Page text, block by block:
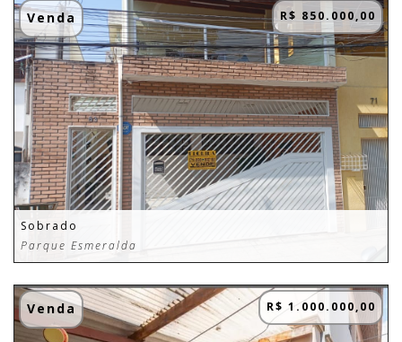
Venda R$ 850.000,00
Sobrado
Parque Esmeralda
Venda R$ 1.000.000,00